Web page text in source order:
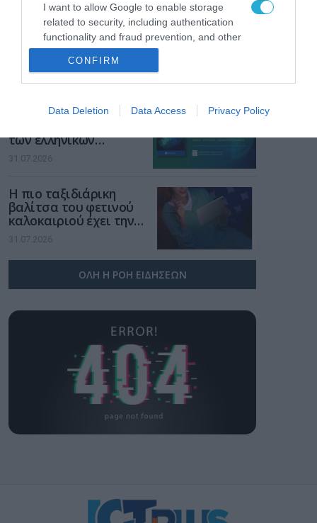
I want to allow Google to enable storage
related to security, including authentication
functionality and fraud prevention, and other
user protection.
CONFIRM
Data Deletion Data Access Privacy Policy
Σ. Καλαφάτης: «Η
Τεχνητή Νοημοσύνη
δεν είναι απλώς μια
νέα τεχνολογία, είναι
μια νέα βιομηχανική
Νέος οδηγός του ΕΚΤ
των ελληνικών
επιχειρήσεων στον
χώρο της άμυνας
31.07.2026
Η πιο ταξιδιάρικη
βαλίτσα του φετινού
καλοκαιριού έχει την
υπογραφή της Xiaomi
31.07.2026
ΟΛΗ Η ΡΟΗ ΕΙΔΗΣΕΩΝ